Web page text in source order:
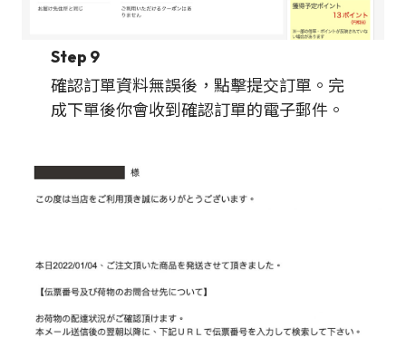
Step 9
確認訂單資料無誤後，點擊提交訂單。完
成下單後你會收到確認訂單的電子郵件。